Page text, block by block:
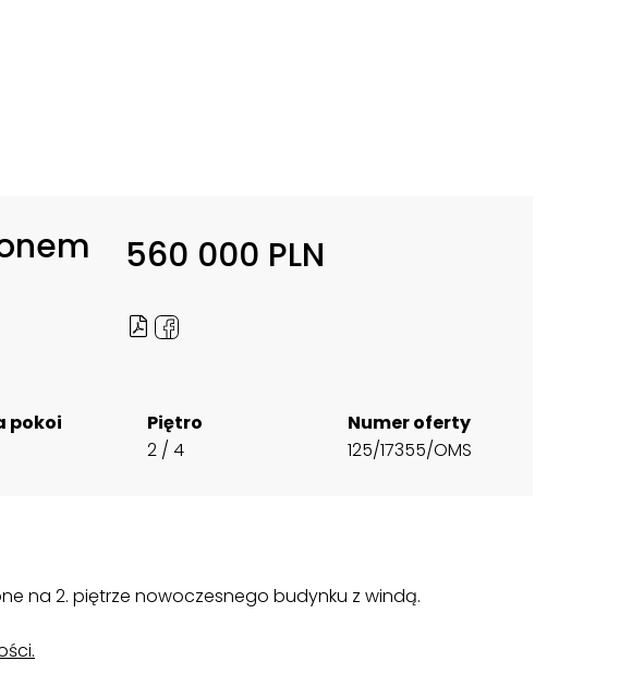
560 000 PLN
pokoi
Piętro
2 / 4
Numer oferty
125/17355/OMS
na 2. piętrze nowoczesnego budynku z windą.